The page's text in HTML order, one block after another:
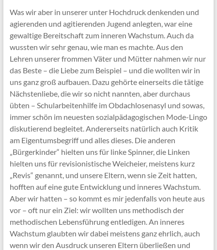
Was wir aber in unserer unter Hochdruck denkenden und
agierenden und agitierenden Jugend anlegten, war eine
gewaltige Bereitschaft zum inneren Wachstum. Auch da
wussten wir sehr genau, wie man es machte. Aus den
Lehren unserer frommen Väter und Mütter nahmen wir nur
das Beste – die Liebe zum Beispiel – und die wollten wir in
uns ganz groß aufbauen. Dazu gehörte einerseits die tätige
Nächstenliebe, die wir so nicht nannten, aber durchaus
übten – Schularbeitenhilfe im Obdachlosenasyl und sowas,
immer schön im neuesten sozialpädagogischen Mode-Lingo
diskutierend begleitet. Andererseits natürlich auch Kritik
am Eigentumsbegriff und alles dieses. Die anderen
„Bürgerkinder“ hielten uns für linke Spinner, die Linken
hielten uns für revisionistische Weicheier, meistens kurz
„Revis“ genannt, und unsere Eltern, wenn sie Zeit hatten,
hofften auf eine gute Entwicklung und inneres Wachstum.
Aber wir hatten – so kommt es mir jedenfalls von heute aus
vor – oft nur ein Ziel: wir wollten uns methodisch der
methodischen Lebensführung entledigen. An inneres
Wachstum glaubten wir dabei meistens ganz ehrlich, auch
wenn wir den Ausdruck unseren Eltern überließen und